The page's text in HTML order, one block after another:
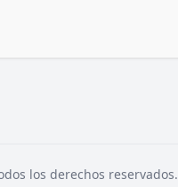
los derechos reservados.